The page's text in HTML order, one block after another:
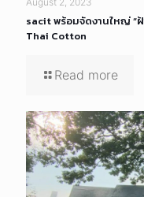
sacit พร้อมจัดงานใหญ่ “
Thai Cotton
Read more